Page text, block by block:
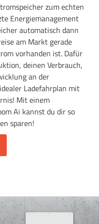
zum echten
Energiemanagement
automatisch dann
am Markt gerade
vorhanden ist. Dafür
deinen Verbrauch,
an der
Ladefahrplan mit
Mit einem
Ai kannst du dir so
sparen!